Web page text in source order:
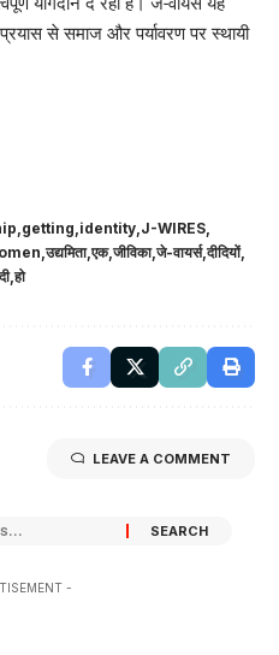
से समाज और पर्यावरण पर स्थायी
getting identity J-WIRES
उद्यमिता एक जीविका जे-वायर्स दीदियों
हो
LEAVE A COMMENT
-